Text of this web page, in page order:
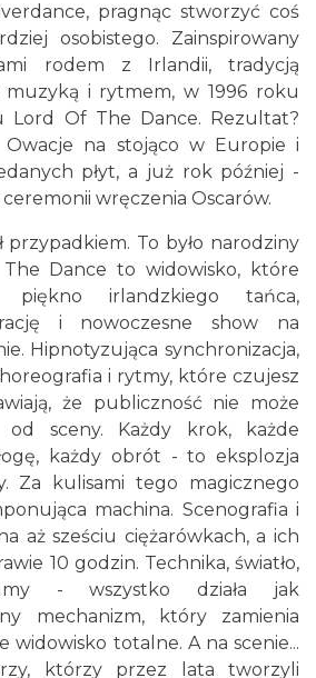
powrót do lat
Festiwal
SERIES – Katowice
2026-08-20
pragnąc stworzyć coś
osobistego. Zainspirowany
rodem z Irlandii, tradycją
muzyką i rytmem, w 1996 roku
Lord Of The Dance. Rezultat?
na stojąco w Europie i
płyt, a już rok później -
wręczenia Oscarów.
przypadkiem. To było narodziny
Dance to widowisko, które
irlandzkiego tańca,
i nowoczesne show na
Hipnotyzująca synchronizacja,
i rytmy, które czujesz
że publiczność nie może
sceny. Każdy krok, każde
każdy obrót - to eksplozja
Za kulisami tego magicznego
machina. Scenografia i
aż sześciu ciężarówkach, a ich
10 godzin. Technika, światło,
- wszystko działa jak
mechanizm, który zamienia
widowisko totalne. A na scenie...
którzy przez lata tworzyli